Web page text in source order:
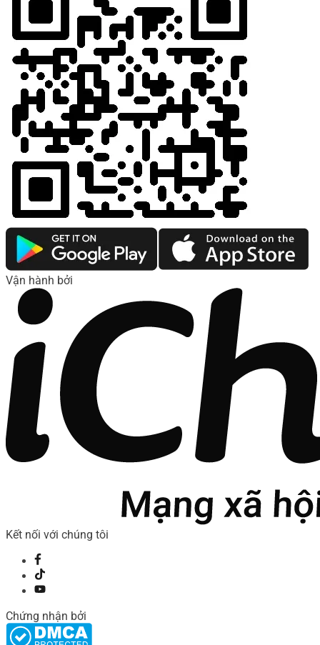
Vận hành bởi
Kết nối với chúng tôi
Chứng nhận bởi